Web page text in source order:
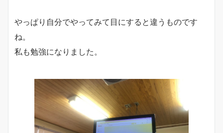
やっぱり自分でやってみて目にすると違うものです
ね。
私も勉強になりました。